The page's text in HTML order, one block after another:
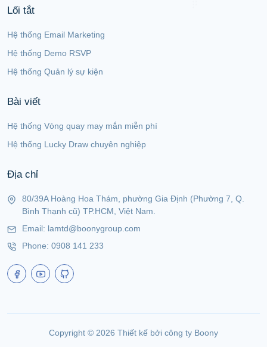
Lối tắt
Hệ thống Email Marketing
Hệ thống Demo RSVP
Hệ thống Quản lý sự kiện
Bài viết
Hệ thống Vòng quay may mắn miễn phí
Hệ thống Lucky Draw chuyên nghiệp
Địa chỉ
80/39A Hoàng Hoa Thám, phường Gia Định (Phường 7, Q.
Bình Thạnh cũ) TP.HCM, Việt Nam.
Email: lamtd@boonygroup.com
Phone: 0908 141 233
Copyright © 2026 Thiết kế bởi công ty Boony